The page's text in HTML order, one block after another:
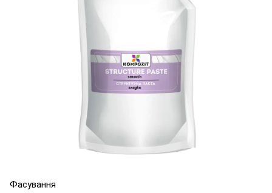
Фасування